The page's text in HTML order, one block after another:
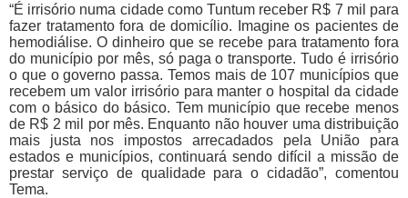
“É irrisório numa cidade como Tuntum receber R$ 7 mil para
fazer tratamento fora de domicílio. Imagine os pacientes de
hemodiálise. O dinheiro que se recebe para tratamento fora
do município por mês, só paga o transporte. Tudo é irrisório
o que o governo passa. Temos mais de 107 municípios que
recebem um valor irrisório para manter o hospital da cidade
com o básico do básico. Tem município que recebe menos
de R$ 2 mil por mês. Enquanto não houver uma distribuição
mais justa nos impostos arrecadados pela União para
estados e municípios, continuará sendo difícil a missão de
prestar serviço de qualidade para o cidadão”, comentou
Tema.